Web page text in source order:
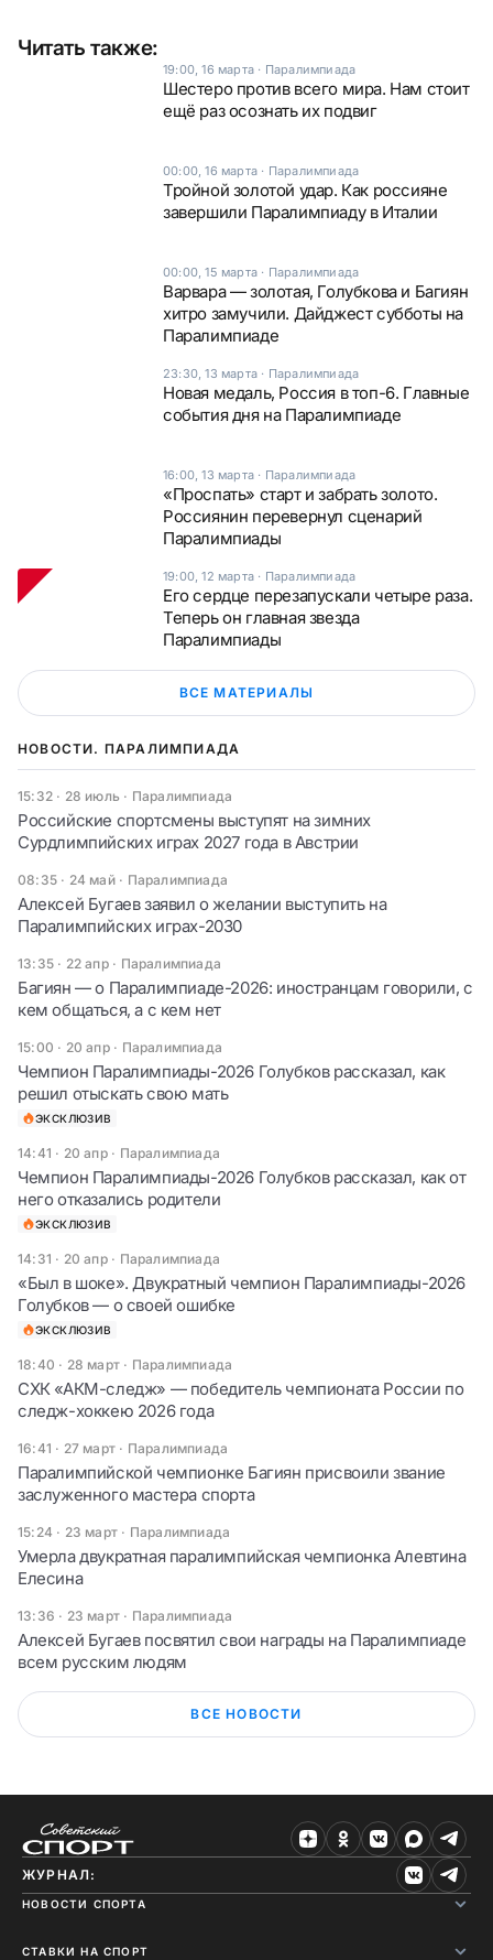
Читать также:
19:00, 16 марта · Паралимпиада
Шестеро против всего мира. Нам стоит
ещё раз осознать их подвиг
00:00, 16 марта · Паралимпиада
Тройной золотой удар. Как россияне
завершили Паралимпиаду в Италии
00:00, 15 марта · Паралимпиада
Варвара — золотая, Голубкова и Багиян
хитро замучили. Дайджест субботы на
Паралимпиаде
23:30, 13 марта · Паралимпиада
Новая медаль, Россия в топ-6. Главные
события дня на Паралимпиаде
16:00, 13 марта · Паралимпиада
«Проспать» старт и забрать золото.
Россиянин перевернул сценарий
Паралимпиады
19:00, 12 марта · Паралимпиада
Его сердце перезапускали четыре раза.
Теперь он главная звезда
Паралимпиады
ВСЕ МАТЕРИАЛЫ
НОВОСТИ. ПАРАЛИМПИАДА
15:32 · 28 июль · Паралимпиада
Российские спортсмены выступят на зимних
Сурдлимпийских играх 2027 года в Австрии
08:35 · 24 май· Паралимпиада
Алексей Бугаев заявил о желании выступить на
Паралимпийских играх-2030
13:35 · 22 апр· Паралимпиада
Багиян — о Паралимпиаде-2026: иностранцам говорили, с
кем общаться, а с кем нет
15:00 · 20 апр· Паралимпиада
Чемпион Паралимпиады-2026 Голубков рассказал, как
решил отыскать свою мать
ЭКСКЛЮЗИВ
14:41 · 20 апр· Паралимпиада
Чемпион Паралимпиады-2026 Голубков рассказал, как от
него отказались родители
ЭКСКЛЮЗИВ
14:31 · 20 апр· Паралимпиада
«Был в шоке». Двукратный чемпион Паралимпиады-2026
Голубков — о своей ошибке
ЭКСКЛЮЗИВ
18:40 · 28 март · Паралимпиада
СХК «АКМ-следж» — победитель чемпионата России по
следж-хоккею 2026 года
16:41 · 27 март · Паралимпиада
Паралимпийской чемпионке Багиян присвоили звание
заслуженного мастера спорта
15:24 · 23 март · Паралимпиада
Умерла двукратная паралимпийская чемпионка Алевтина
Елесина
13:36 · 23 март · Паралимпиада
Алексей Бугаев посвятил свои награды на Паралимпиаде
всем русским людям
ВСЕ НОВОСТИ
ЖУРНАЛ:
НОВОСТИ СПОРТА
СТАВКИ НА СПОРТ